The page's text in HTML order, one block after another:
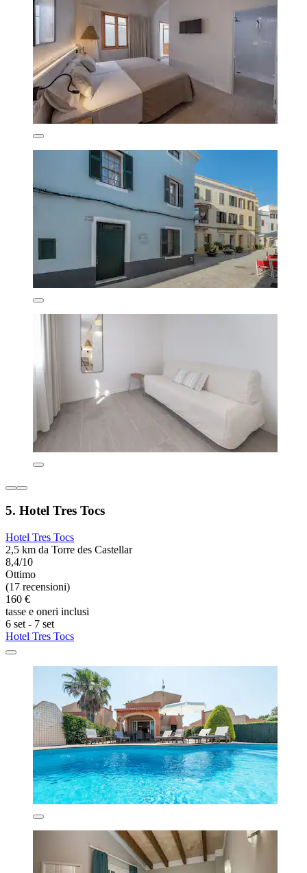
5. Hotel Tres Tocs
Hotel Tres Tocs
2,5 km da Torre des Castellar
8,4/10
Ottimo
(17 recensioni)
160 €
tasse e oneri inclusi
6 set - 7 set
Hotel Tres Tocs